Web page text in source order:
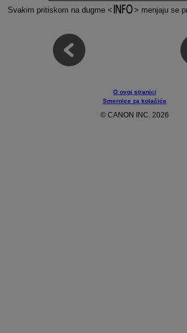
Svakim pritiskom na dugme menjaju se
O ovoj stranici
Smernice za kolačiće
© CANON INC. 2026